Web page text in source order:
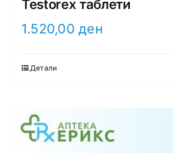
Testorex таблети
1.520,00ден
Детали